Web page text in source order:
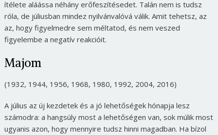
ítélete aláássa néhány erőfeszítésedet. Talán nem is tudsz
róla, de júliusban mindez nyilvánvalóvá válik. Amit tehetsz, az
az, hogy figyelmedre sem méltatod, és nem veszed
figyelembe a negatív reakcióit.
Majom
(1932, 1944, 1956, 1968, 1980, 1992, 2004, 2016)
A július az új kezdetek és a jó lehetőségek hónapja lesz
számodra: a hangsúly most a lehetőségen van, sok múlik most
ugyanis azon, hogy mennyire tudsz hinni magadban. Ha bízol